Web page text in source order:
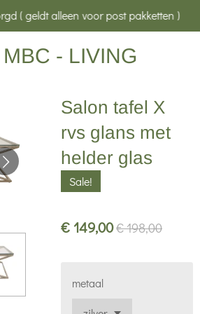
MBC - LIVING
( geldt alleen voor post pakketten )
Salon tafel X
rvs glans met
helder glas
Sale!
€ 149,00€ 198,00
metaal